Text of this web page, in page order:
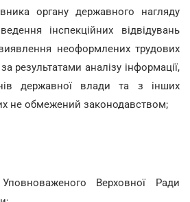
органу державного нагляду
інспекційних відвідувань
неоформлених трудових
результатами аналізу інформації,
державної влади та з інших
не обмежений законодавством;
Верховної Ради